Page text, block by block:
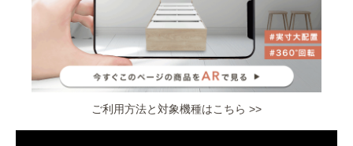
ご利用方法と対象機種はこちら >>